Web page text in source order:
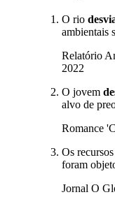
O rio
ambientais
Relatório
2022
O jovem
alvo de
Romance
Os recursos
foram
Jornal O